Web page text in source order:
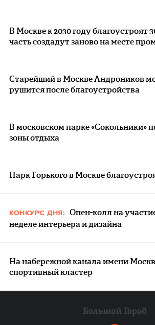
В Москве к 2030 году
часть создадут заново на месте
Старейший в Москве Андроников
рушится после благоустройства
В московском парке «Сокольники»
зоны отдыха
Парк Горького в Москве
КОНКУРС ДНЯ: Опен-колл на
неделе интерьера и дизайна
На набережной канала имени
спортивный кластер